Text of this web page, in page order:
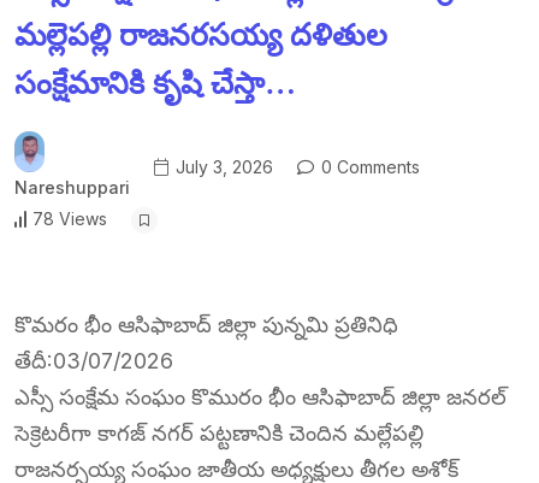
మల్లెపల్లి రాజనరసయ్య దళితుల
సంక్షేమానికి కృషి చేస్తా…
Nareshuppari
July 3, 2026 0 Comments
78 Views
కొమరం భీం ఆసిఫాబాద్ జిల్లా పున్నమి ప్రతినిధి
తేదీ:03/07/2026
ఎస్సీ సంక్షేమ సంఘం కొమురం భీం ఆసిఫాబాద్ జిల్లా జనరల్
సెక్రెటరీగా కాగజ్ నగర్ పట్టణానికి చెందిన మల్లేపల్లి
రాజనర్సయ్య సంఘం జాతీయ అధ్యక్షులు తీగల అశోక్